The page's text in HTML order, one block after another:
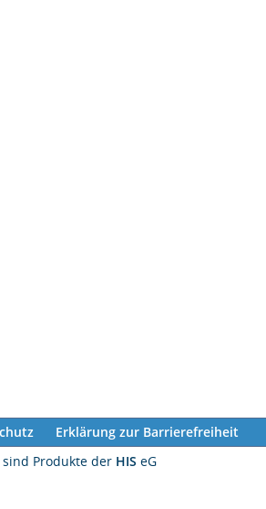
Erklärung zur Barrierefreiheit
sind Produkte der HIS eG